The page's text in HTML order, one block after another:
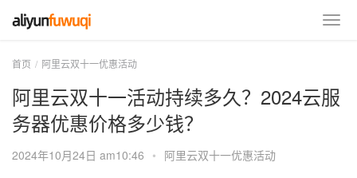
首页 阿里云双十一优惠活动
阿里云双十一活动持续多久？2024云服
务器优惠价格多少钱？
2024年10月24日 am10:46 • 阿里云双十一优惠活动